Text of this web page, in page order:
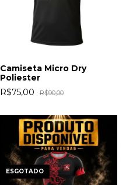
Camiseta Micro Dry
Poliester
R$75,00
R$90,00
ESGOTADO